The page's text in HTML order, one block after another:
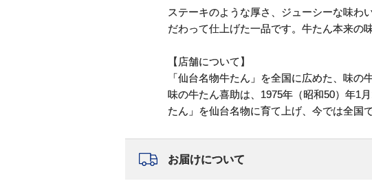
ステーキのような厚さ、ジューシーな味わ
だわって仕上げた一品です。牛たん本来の
【店舗について】
「仙台名物牛たん」を全国に広めた、味の
味の牛たん喜助は、1975年（昭和50）年1
たん」を仙台名物に育て上げ、今では全国
お届けについて